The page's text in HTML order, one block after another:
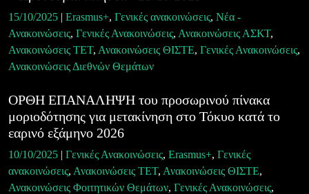
15/10/2025 | Erasmus+, Γενικές ανακοινώσεις, Νέα -
Ανακοινώσεις, Γενικές Ανακοινώσεις, Ανακοινώσεις ΑΣΚΤ,
Ανακοινώσεις ΤΕΤ, Ανακοινώσεις ΘΙΣΤΕ, Γενικές Ανακοινώσεις,
Ανακοινώσεις Διεθνών Θεμάτων
ΟΡΘΗ ΕΠΑΝΑΛΗΨΗ του προσωρινού πίνακα
μοριοδότησης για μετακίνηση στο Τόκυο κατά το
εαρινό εξάμηνο 2026
10/10/2025 | Γενικές Ανακοινώσεις, Erasmus+, Γενικές
ανακοινώσεις, Ανακοινώσεις ΤΕΤ, Ανακοινώσεις ΘΙΣΤΕ,
Ανακοινώσεις Φοιτητικών Θεμάτων, Γενικές Ανακοινώσεις,